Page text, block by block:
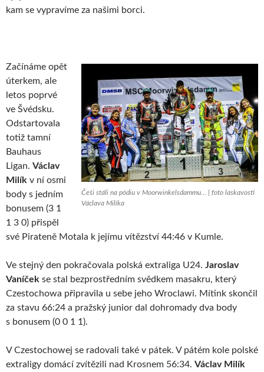
kam se vypravíme za našimi borci.
Češi stáli na pódiu v Moorwinkelsdammu… | foto laskavostí
Václava Milíka
Začínáme opět
úterkem, ale
letos poprvé
ve Švédsku.
Odstartovala
totiž tamní
Bauhaus
Ligan. Václav
Milík v ní osmi
body s jedním
bonusem (3 1
1 3 0) přispěl
své Pirateně Motala k jejímu vítězství 44:46 v Kumle.
Ve stejný den pokračovala polská extraliga U24. Jaroslav
Vaníček se stal bezprostředním svědkem masakru, který
Czestochowa připravila u sebe jeho Wroclawi. Mítink skončil
za stavu 66:24 a pražský junior dal dohromady dva body
s bonusem (0 0 1 1).
V Czestochowej se radovali také v pátek. V pátém kole polské
extraligy domácí zvítězili nad Krosnem 56:34. Václav Milík